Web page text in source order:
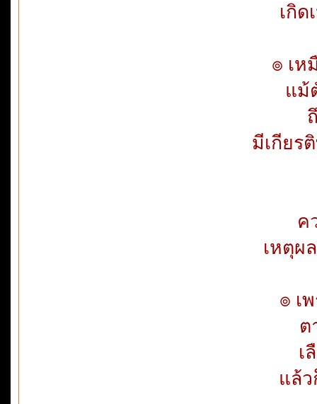
เกิ
๏ เ
แม้
มีเกียร
ค
เหตุผ
๏ เ
ต
เ
แล้